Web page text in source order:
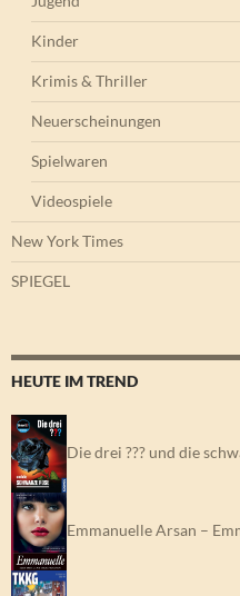
Kinder
Krimis & Thriller
Neuerscheinungen
Spielwaren
Videospiele
New York Times
SPIEGEL
HEUTE IM TREND
Die drei ??? und die
Emmanuelle Arsan –